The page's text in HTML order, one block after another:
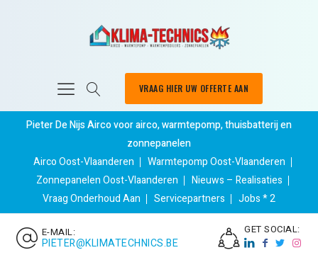
VRAAG HIER UW OFFERTE AAN
Pieter De Nijs Airco voor airco, warmtepomp, thuisbatterij en
zonnepanelen
Airco Oost-Vlaanderen
Warmtepomp Oost-Vlaanderen
Zonnepanelen Oost-Vlaanderen
Nieuws – Realisaties
Vraag Onderhoud Aan
Servicepartners Jobs * 2
E-MAIL:
PIETER@KLIMATECHNICS.BE
GET SOCIAL: